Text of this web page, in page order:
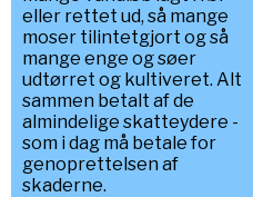
eller rettet ud, så mange
moser tilintetgjort og så
mange enge og søer
udtørret og kultiveret. Alt
sammen betalt af de
almindelige skatteydere -
som i dag må betale for
genoprettelsen af
skaderne.